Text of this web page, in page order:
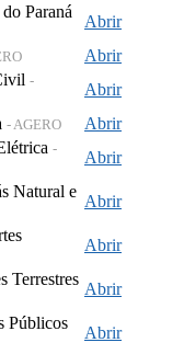
Paraná
Abrir
Abrir
-
Abrir
- AGERO
Abrir
-
Abrir
Natural e
Abrir
Abrir
Terrestres
Abrir
Públicos
Abrir